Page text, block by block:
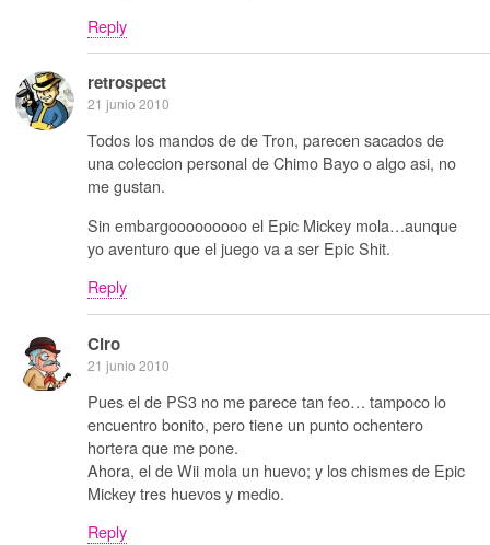
Reply
retrospect
21 junio 2010
Todos los mandos de de Tron, parecen sacados de
una coleccion personal de Chimo Bayo o algo asi, no
me gustan.
Sin embargooooooooo el Epic Mickey mola…aunque
yo aventuro que el juego va a ser Epic Shit.
Reply
Ciro
21 junio 2010
Pues el de PS3 no me parece tan feo… tampoco lo
encuentro bonito, pero tiene un punto ochentero
hortera que me pone.
Ahora, el de Wii mola un huevo; y los chismes de Epic
Mickey tres huevos y medio.
Reply